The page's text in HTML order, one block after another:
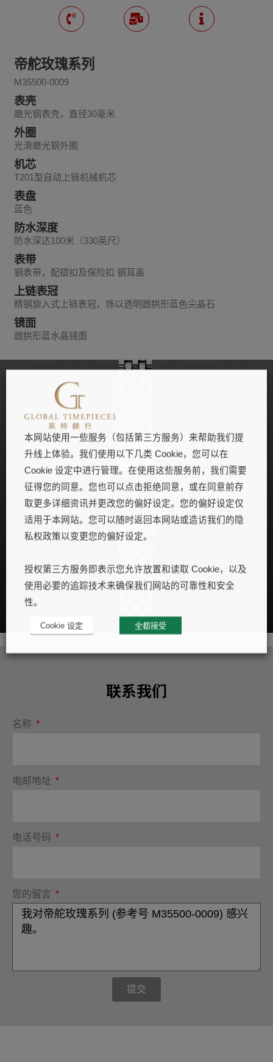
帝舵玫瑰系列
M35500-0009
表壳
磨光钢表壳，直径30毫米
外圈
光滑磨光钢外圈
机芯
T201型自动上链机械机芯
表盘
蓝色
防水深度
防水深达100米（330英尺）
表带
钢表带，配摺扣及保险扣 钢耳盖
上链表冠
精钢旋入式上链表冠，饰以透明圆拱形蓝色尖晶石
镜面
圆拱形蓝水晶镜面
联系我们
名称
电邮地址
电话号码
您的留言
提交
本网站使用一些服务（包括第三方服务）来帮助我们提
升线上体验。我们使用以下几类 Cookie，您可以在
Cookie 设定中进行管理。在使用这些服务前，我们需要
征得您的同意。您也可以点击拒绝同意，或在同意前存
取更多详细资讯并更改您的偏好设定。您的偏好设定仅
适用于本网站。您可以随时返回本网站或造访我们的隐
私权政策以变更您的偏好设定。
授权第三方服务即表示您允许放置和读取 Cookie，以及
使用必要的追踪技术来确保我们网站的可靠性和安全
性。
Cookie 设定 全都接受